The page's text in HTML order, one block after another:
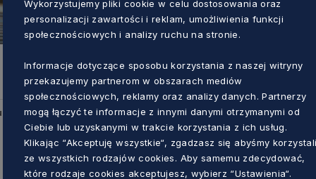
Wykorzystujemy pliki cookie w celu dostosowania oraz
personalizacji zawartości i reklam, umożliwienia funkcji
społecznościowych i analizy ruchu na stronie.
Informacje dotyczące sposobu korzystania z naszej witryny
przekazujemy partnerom w obszarach mediów
społecznościowych, reklamy oraz analizy danych. Partnerzy
mogą łączyć te informacje z innymi danymi otrzymanymi od
Ciebie lub uzyskanymi w trakcie korzystania z ich usług.
Klikając “Akceptuję wszystkie“, zgadzasz się abyśmy korzystali
ze wszystkich rodzajów cookies. Aby samemu zdecydować,
które rodzaje cookies akceptujesz, wybierz “Ustawienia“.